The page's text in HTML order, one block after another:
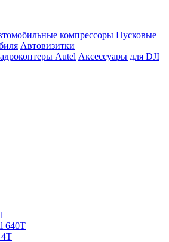
компрессоры Пусковые
Автовизитки
Autel Аксессуары для DJI
640T